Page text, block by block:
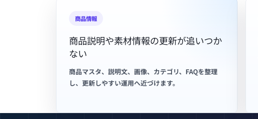
商品情報
商品説明や素材情報の更新が追いつか
ない
商品マスタ、説明文、画像、カテゴリ、FAQを整理
し、更新しやすい運用へ近づけます。